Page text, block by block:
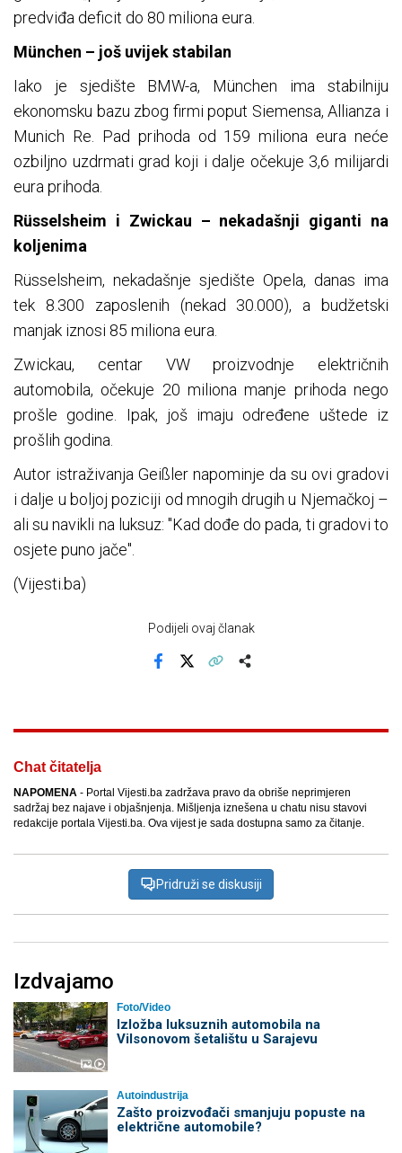
predviđa deficit do 80 miliona eura.
München – još uvijek stabilan
Iako je sjedište BMW-a, München ima stabilniju
ekonomsku bazu zbog firmi poput Siemensa, Allianza i
Munich Re. Pad prihoda od 159 miliona eura neće
ozbiljno uzdrmati grad koji i dalje očekuje 3,6 milijardi
eura prihoda.
Rüsselsheim i Zwickau – nekadašnji giganti na
koljenima
Rüsselsheim, nekadašnje sjedište Opela, danas ima
tek 8.300 zaposlenih (nekad 30.000), a budžetski
manjak iznosi 85 miliona eura.
Zwickau, centar VW proizvodnje električnih
automobila, očekuje 20 miliona manje prihoda nego
prošle godine. Ipak, još imaju određene uštede iz
prošlih godina.
Autor istraživanja Geißler napominje da su ovi gradovi
i dalje u boljoj poziciji od mnogih drugih u Njemačkoj –
ali su navikli na luksuz: "Kad dođe do pada, ti gradovi to
osjete puno jače".
(Vijesti.ba)
Podijeli ovaj članak
Chat čitatelja
NAPOMENA - Portal Vijesti.ba zadržava pravo da obriše neprimjeren
sadržaj bez najave i objašnjenja. Mišljenja iznešena u chatu nisu stavovi
redakcije portala Vijesti.ba. Ova vijest je sada dostupna samo za čitanje.
Pridruži se diskusiji
Izdvajamo
Foto/Video
Izložba luksuznih automobila na
Vilsonovom šetalištu u Sarajevu
Autoindustrija
Zašto proizvođači smanjuju popuste na
električne automobile?